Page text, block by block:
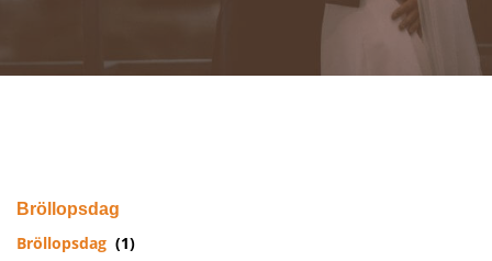
Bröllopsdag
Bröllopsdag (1)